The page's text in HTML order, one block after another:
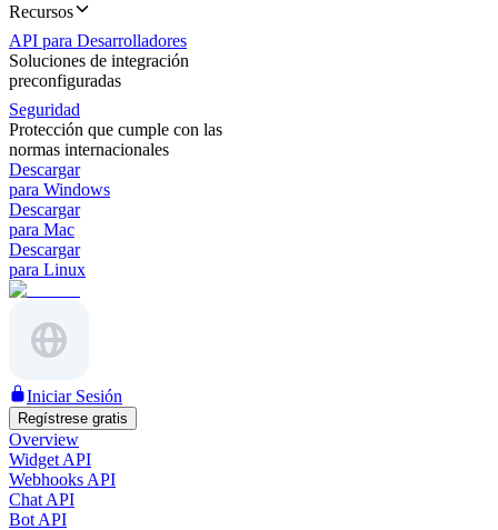
Recursos
API para Desarrolladores
Soluciones de integración
preconfiguradas
Seguridad
Protección que cumple con las
normas internacionales
Descargar
para Windows
Descargar
para Mac
Descargar
para Linux
Iniciar Sesión
Regístrese gratis
Overview
Widget API
Webhooks API
Chat API
Bot API